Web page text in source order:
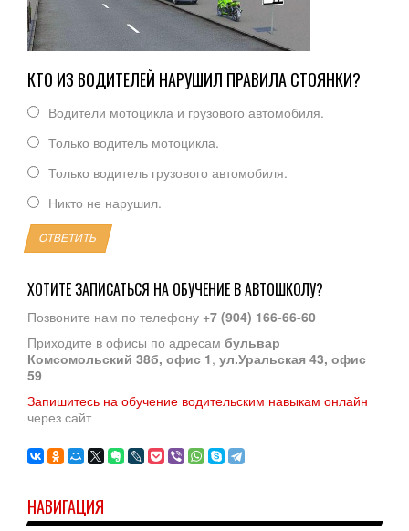
КТО ИЗ ВОДИТЕЛЕЙ НАРУШИЛ ПРАВИЛА СТОЯНКИ?
Водители мотоцикла и грузового автомобиля.
Только водитель мотоцикла.
Только водитель грузового автомобиля.
Никто не нарушил.
ОТВЕТИТЬ
ХОТИТЕ ЗАПИСАТЬСЯ НА ОБУЧЕНИЕ В АВТОШКОЛУ?
Позвоните нам по телефону +7 (904) 166-66-60
Приходите в офисы по адресам бульвар
Комсомольский 38б, офис 1, ул.Уральская 43, офис
59
Запишитесь на обучение водительским навыкам онлайн
через сайт
НАВИГАЦИЯ